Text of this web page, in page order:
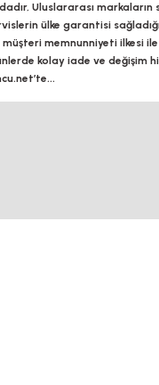
Uluslararası
ülke garantisi
memnunniyeti ilkesi
kolay iade ve değişim